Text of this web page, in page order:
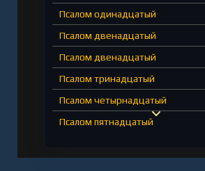
Псалом одинадцатый
Псалом двенадцатый
Псалом двенадцатый
Псалом тринадцатый
Псалом четырнадцатый
Псалом пятнадцатый